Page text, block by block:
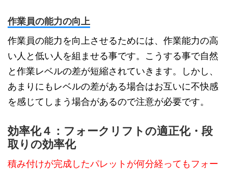
作業員の能力の向上
作業員の能力を向上させるためには、作業能力の高
い人と低い人を組ませる事です。こうする事で自然
と作業レベルの差が短縮されていきます。しかし、
あまりにもレベルの差がある場合はお互いに不快感
を感じてしまう場合があるので注意が必要です。
効率化４：フォークリフトの適正化・段
取りの効率化
積み付けが完成したパレットが何分経ってもフォー